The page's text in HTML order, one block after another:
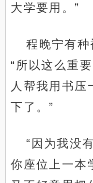
大学要用。”
程晚宁有种
“所以这么重
人帮我用书压
下了。”
“因为我没
你座位上一本